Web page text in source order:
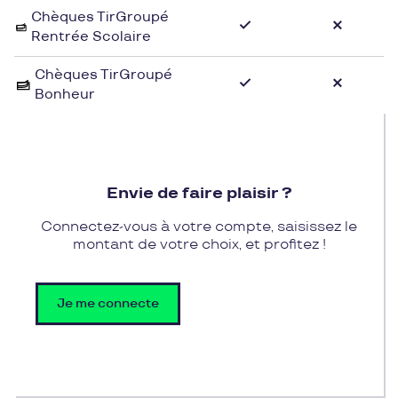
Chèques TirGroupé
Rentrée Scolaire
Chèques TirGroupé
Bonheur
Envie de faire plaisir ?
Connectez-vous à votre compte, saisissez le
montant de votre choix, et profitez !
Je me connecte